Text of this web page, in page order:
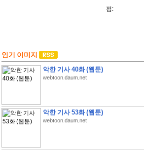
펌:
인기 이미지
악한 기사 40화 (웹툰)
webtoon.daum.net
악한 기사 53화 (웹툰)
webtoon.daum.net